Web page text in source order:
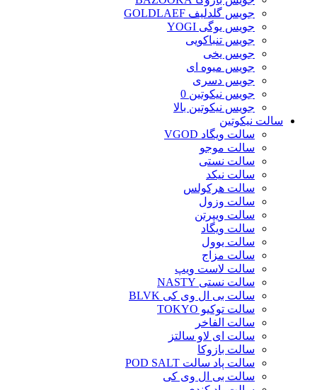
جویس گلدلیف GOLDLAEF
جویس یوگی YOGI
جویس تنباکویی
جویس یخی
جویس میوه ای
جویس دسری
جویس نیکوتین 0
جویس نیکوتین بالا
سالت نیکوتین
سالت ویگاد VGOD
سالت موجو
سالت نستی
سالت نیکد
سالت هرکولس
سالت وزول
سالت ویپرتن
سالت ویگاد
سالت یوول
سالت مزاج
سالت لاست ویپ
سالت نستی NASTY
سالت بی ال وی کی BLVK
سالت توکیو TOKYO
سالت الفاخر
سالت ای لاو سالتز
سالت بازوکا
سالت پاد سالت POD SALT
سالت بی ال وی کی